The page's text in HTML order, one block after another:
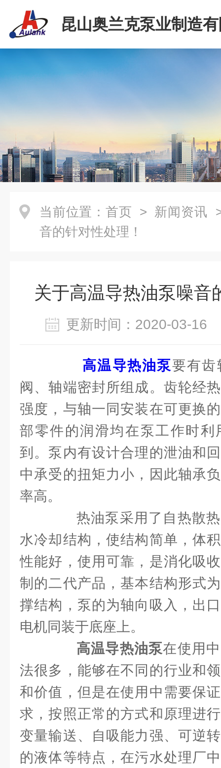
昆山奥兰克泵业制造
当前位置： 首页 > 新闻资讯
音的针对性处理！
关于高温导热油泵噪音
更新时间：2020-03-
高温导热油泵要有齿
阀、轴端密封所组成。齿轮经
强度，与轴一同安装在可更换
部零件的润滑均在泵工作时利
到。泵内有设计合理的泄油和
中承受的扭矩力小，因此轴承
率高。
热油泵采用了自热散热
水冷却结构，使结构简单，体
性能好，使用可靠，是消化吸
制的二代产品，基本结构形式
撑结构，泵的为轴向吸入，出
电机同装于底座上。
高温导热油泵在使用
法很多，能够在不同的行业和
和价值，但是在使用中需要保
求，按照正常的方式和原理进
变量输送、自吸能力强、可逆
的液体等特点，在污水处理厂